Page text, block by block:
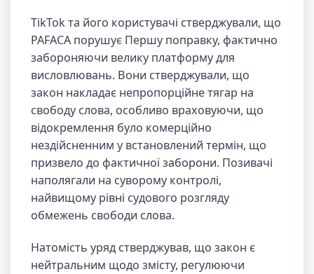
TikTok та його користувачі стверджували, що
PAFACA порушує Першу поправку, фактично
забороняючи велику платформу для
висловлювань. Вони стверджували, що
закон накладає непропорційне тягар на
свободу слова, особливо враховуючи, що
відокремлення було комерційно
нездійсненним у встановлений термін, що
призвело до фактичної заборони. Позивачі
наполягали на суворому контролі,
найвищому рівні судового розгляду
обмежень свободи слова.
Натомість уряд стверджував, що закон є
нейтральним щодо змісту, регулюючи